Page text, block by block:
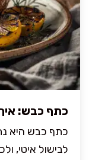
כתף כבש:
כתף כבש היא
לבישול איטי,